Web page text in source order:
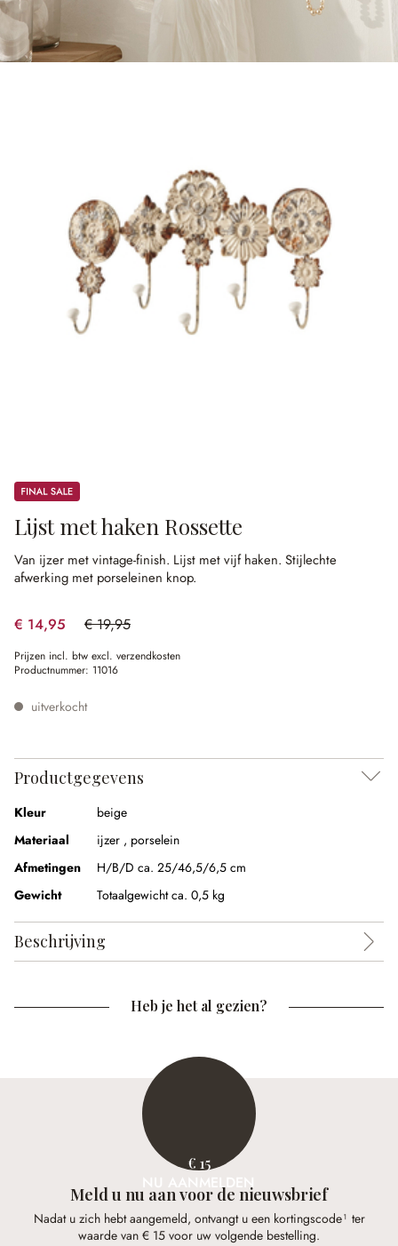
Sale
Lijst met haken Rossette
Van ijzer met vintage-finish. Lijst met vijf haken. Stijlechte
afwerking met porseleinen knop.
€ 14,95 € 19,95
(25.06% gespart)
Prijzen incl. btw excl. verzendkosten
Productnummer: 11016
uitverkocht
Productgegevens
Kleur
beige
Materiaal
ijzer , porselein
Afmetingen
H/B/D ca. 25/46,5/6,5 cm
Gewicht
Totaalgewicht ca. 0,5 kg
Beschrijving
Heb je het al gezien?
€ 15
NU AANMELDEN
Meld u nu aan voor de nieuwsbrief
Nadat u zich hebt aangemeld, ontvangt u een kortingscode¹ ter
waarde van € 15 voor uw volgende bestelling.